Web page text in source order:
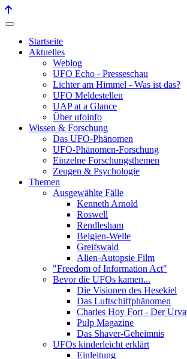
Startseite
Aktuelles
Weblog
UFO Echo - Presseschau
Lichter am Himmel - Was ist das?
UFO Meldestellen
UAP at a Glance
Über ufoinfo
Wissen & Forschung
Das UFO-Phänomen
UFO-Phänomen-Forschung
Einzelne Forschungsthemen
Zeugen & Psychologie
Themen
Ausgewählte Fälle
Kenneth Arnold
Roswell
Rendlesham
Belgien-Welle
Greifswald
Alien-Autopsie Film
"Freedom of Information Act"
Bevor die UFOs kamen...
Die Visionen des Hesekiel
Das Luftschiffphänomen
Charles Hoy Fort - Der
Pulp Magazine
Das Shaver-Geheimnis
UFOs kinderleicht erklärt
Einleitung